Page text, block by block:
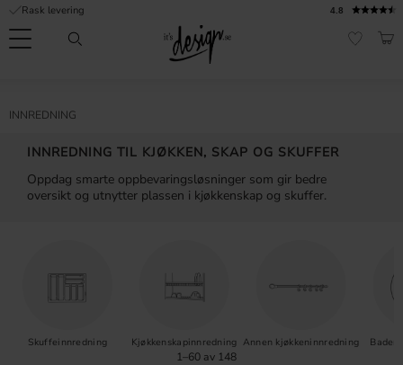
Meny
4.8
Rask levering
INNREDNING
INNREDNING TIL KJØKKEN, SKAP OG SKUFFER
Oppdag smarte oppbevaringsløsninger som gir bedre
oversikt og utnytter plassen i kjøkkenskap og skuffer.
Skuffeinnredning Kjøkkenskapinnredning Annen kjøkkeninnredning
1–60av 148
Vanlige spørsmål
Inspirasjon og tips
Design